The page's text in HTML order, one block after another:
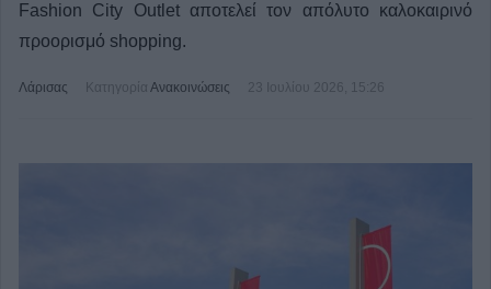
Fashion City Outlet αποτελεί τον απόλυτο καλοκαιρινό
προορισμό shopping.
Λάρισας Κατηγορία Ανακοινώσεις 23 Ιουλίου 2026, 15:26